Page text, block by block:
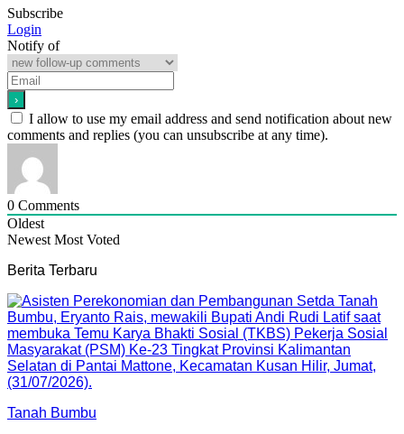
Subscribe
Login
Notify of
I allow to use my email address and send notification about new
comments and replies (you can unsubscribe at any time).
0 Comments
Oldest
Newest Most Voted
Berita Terbaru
Tanah Bumbu